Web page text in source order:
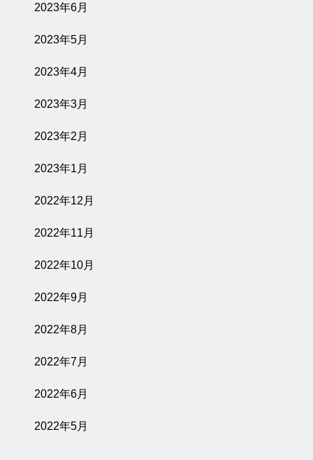
2023年6月
2023年5月
2023年4月
2023年3月
2023年2月
2023年1月
2022年12月
2022年11月
2022年10月
2022年9月
2022年8月
2022年7月
2022年6月
2022年5月